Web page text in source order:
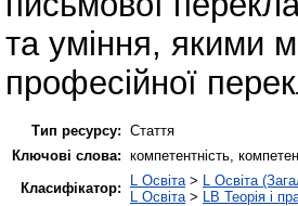
та уміння, якими
професійної
Тип ресурсу: Стаття
Ключові слова: компетентність,
Класифікатор:
L Освіта > L Освіта
L Освіта > LB Теорія і